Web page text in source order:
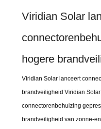
Viridian Solar
hogere
Viridian Solar lanceert
brandveiligheid Viridian
connectorenbehuizing
brandveiligheid van zonne-